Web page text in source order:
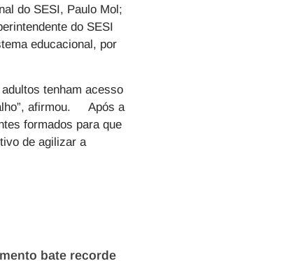
do SESI, Paulo Mol;
do SESI
educacional, por
tenham acesso
afirmou. Após a
formados para que
de agilizar a
bate recorde